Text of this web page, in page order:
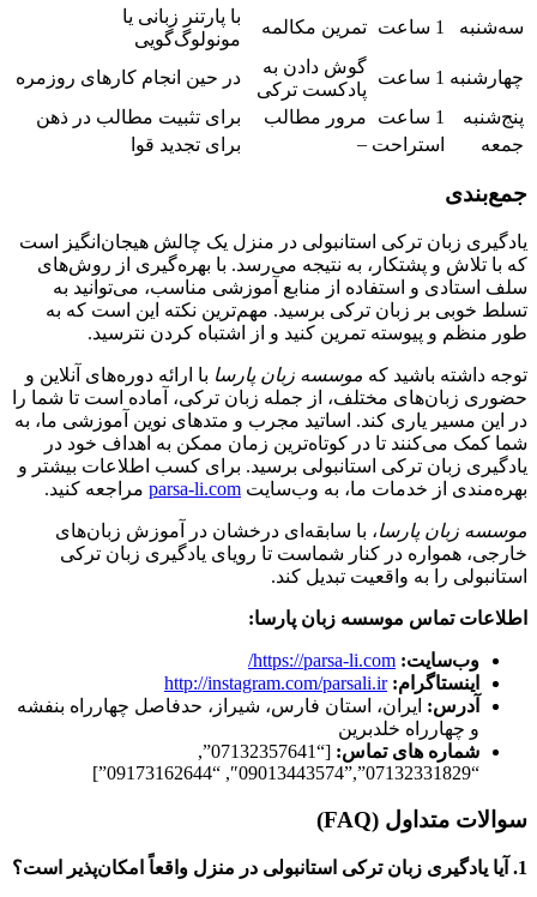
سه‌شنبه 1 ساعت تمرین مکالمه
با پارتنر زبانی یا
مونولوگ‌گویی
چهارشنبه 1 ساعت
گوش دادن به
پادکست ترکی
در حین انجام کارهای روزمره
پنج‌شنبه
1 ساعت مرور مطالب
برای تثبیت مطالب در ذهن
جمعه
استراحت – برای تجدید قوا
جمع‌بندی
یادگیری زبان ترکی استانبولی در منزل یک چالش هیجان‌انگیز است
که با تلاش و پشتکار، به نتیجه می‌رسد. با بهره‌گیری از روش‌های
سلف استادی و استفاده از منابع آموزشی مناسب، می‌توانید به
تسلط خوبی بر زبان ترکی برسید. مهم‌ترین نکته این است که به
طور منظم و پیوسته تمرین کنید و از اشتباه کردن نترسید.
توجه داشته باشید که موسسه زبان پارسا با ارائه دوره‌های آنلاین و
حضوری زبان‌های مختلف، از جمله زبان ترکی، آماده است تا شما را
در این مسیر یاری کند. اساتید مجرب و متدهای نوین آموزشی ما، به
شما کمک می‌کنند تا در کوتاه‌ترین زمان ممکن به اهداف خود در
یادگیری زبان ترکی استانبولی برسید. برای کسب اطلاعات بیشتر و
بهره‌مندی از خدمات ما، به وب‌سایت parsa-li.com مراجعه کنید.
موسسه زبان پارسا، با سابقه‌ای درخشان در آموزش زبان‌های
خارجی، همواره در کنار شماست تا رویای یادگیری زبان ترکی
استانبولی را به واقعیت تبدیل کند.
اطلاعات تماس موسسه زبان پارسا:
وب‌سایت: https://parsa-li.com/
اینستاگرام: http://instagram.com/parsali.ir
آدرس: ایران، استان فارس، شیراز، حدفاصل چهارراه بنفشه
و چهارراه خلدبرین
شماره های تماس:
[“07132357641”,
“07132331829”,”09013443574″, “09173162644”]
سوالات متداول (FAQ)
1. آیا یادگیری زبان ترکی استانبولی در منزل واقعاً امکان‌پذیر است؟